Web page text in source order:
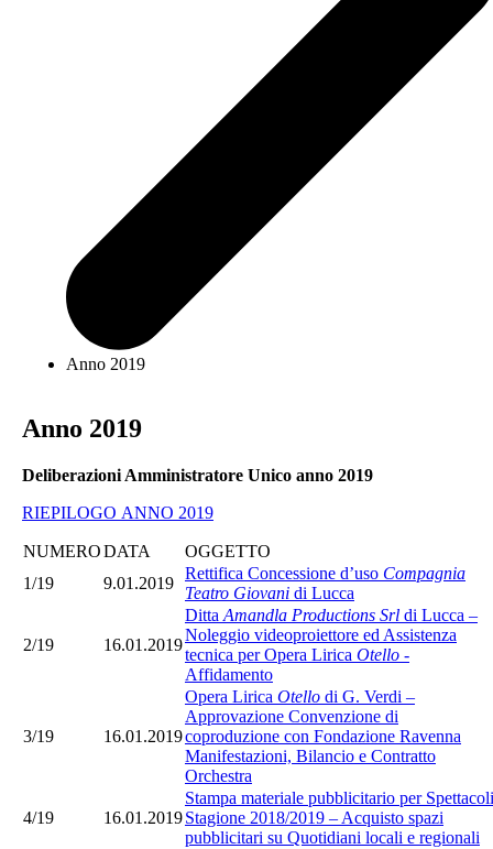
Anno 2019
Anno 2019
Deliberazioni Amministratore Unico anno 2019
RIEPILOGO ANNO 2019
NUMERODATA
OGGETTO
1/19
9.01.2019
Rettifica Concessione d’uso Compagnia
Teatro Giovani di Lucca
2/19 16.01.2019
Ditta Amandla Productions Srl di Lucca –
Noleggio videoproiettore ed Assistenza
tecnica per Opera Lirica Otello -
Affidamento
3/19 16.01.2019
Opera Lirica Otello di G. Verdi –
Approvazione Convenzione di
coproduzione con Fondazione Ravenna
Manifestazioni, Bilancio e Contratto
Orchestra
4/19 16.01.2019
Stampa materiale pubblicitario per Spettacoli
Stagione 2018/2019 – Acquisto spazi
pubblicitari su Quotidiani locali e regionali